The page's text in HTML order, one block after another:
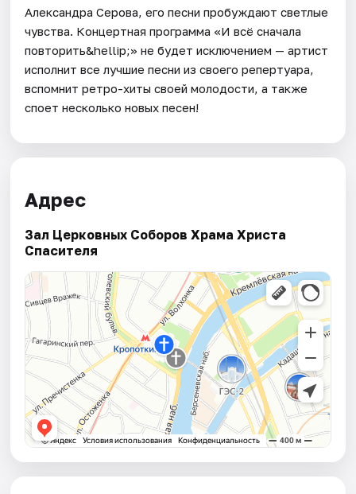
Александра Серова, его песни пробуждают светлые
чувства. Концертная программа «И всё сначала
повторить&hellip;» не будет исключением — артист
исполнит все лучшие песни из своего репертуара,
вспомнит ретро-хиты своей молодости, а также
споет несколько новых песен!
Адрес
Зал Церковных Соборов Храма Христа
Спасителя